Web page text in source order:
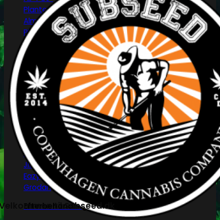
Plantepotter i stof
Almindelige plantepotter
Plastikbakker
Reflektorer & tilbehør
HPS/MH/CFL
Refleksivt mylar/folie
Forspiring og plantestart
Root!t
Root Riot
Jiffy disks
Eazy Plugs
Grodan
Efterbehandling
til Subseed.dk